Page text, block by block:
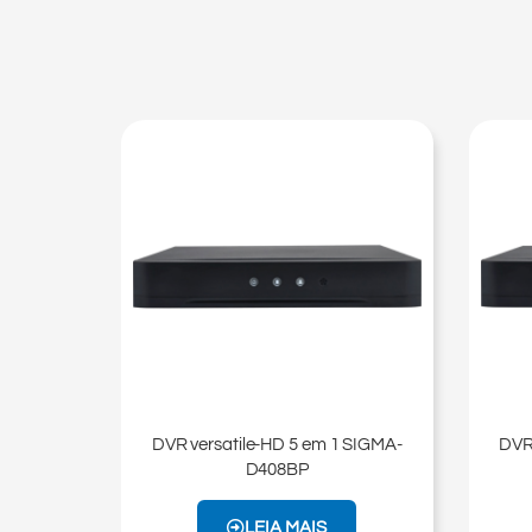
DVR versatile-HD 5 em 1 SIGMA-
D408BP​
LEIA MAIS